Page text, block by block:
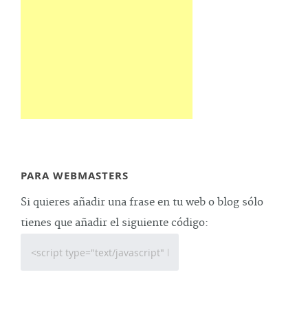
PARA WEBMASTERS
Si quieres añadir una frase en tu web o blog sólo
tienes que añadir el siguiente código: